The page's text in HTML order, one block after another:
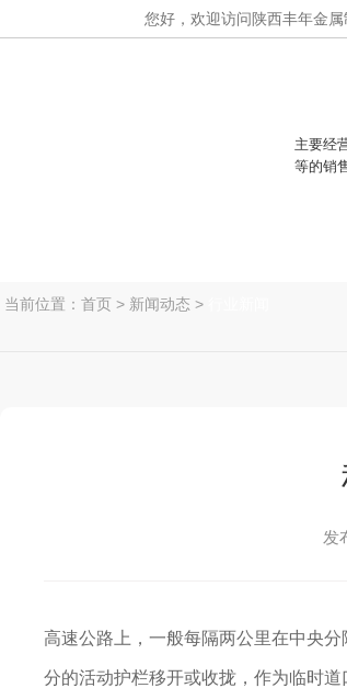
您好，欢迎访问陕西丰年金属
主要经
等的销
当前位置： 首页 > 新闻动态 >
发
高速公路上，一般每隔两公里在中央
分的活动护栏移开或收拢，作为临时